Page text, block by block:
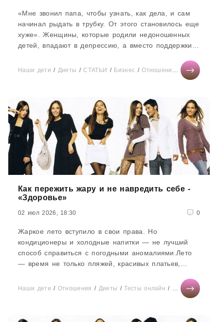
«Мне звонил папа, чтобы узнать, как дела, и сам
начинал рыдать в трубку. От этого становилось еще
хуже». Женщины, которые родили недоношенных
детей, впадают в депрессию, а вместо поддержки
Наши дети / Диеты /СТАТЬИ / Бизнес /Отношения /Здоровье
Как пережить жару и не навредить себе -
«Здоровье»
02 июл 2026, 18:30 0
Жаркое лето вступило в свои права. Но
кондиционеры и холодные напитки — не лучший
способ справиться с погодными аномалиями.Лето
— время не только пляжей, красивых платьев,
Наши дети / Отношения / Диеты /Тесты онлайн / Здоровье